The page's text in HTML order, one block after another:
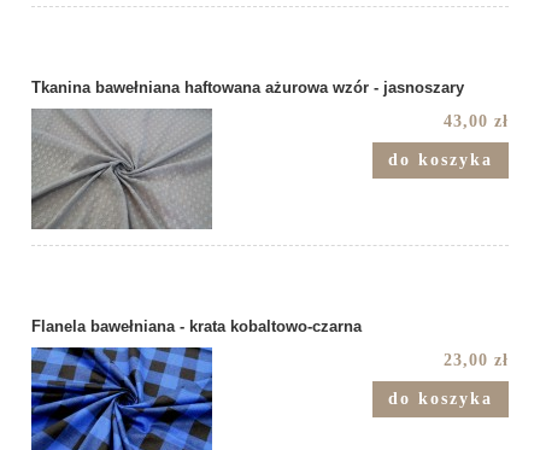
Tkanina bawełniana haftowana ażurowa wzór - jasnoszary
43,00 zł
do koszyka
Flanela bawełniana - krata kobaltowo-czarna
23,00 zł
do koszyka